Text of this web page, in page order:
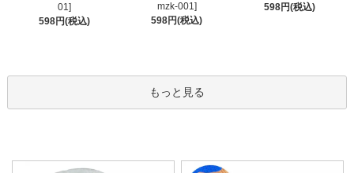
01]
598円(税込)
mzk-001]
598円(税込)
598円(税込)
もっと見る